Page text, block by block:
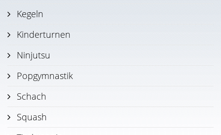
Kegeln
Kinderturnen
Ninjutsu
Popgymnastik
Schach
Squash